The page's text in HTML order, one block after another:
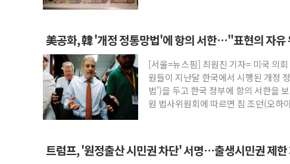
美공화, 韓 '개정 정통망법'에 항의 서한…"표현의 자
[서울=뉴스핌] 최원진 기자= 미국 의
원들이 지난달 한국에서 시행된 개정
법')을 두고 한국 정부에 항의 서한을
원 법사위원회에 따르면 짐 조던(오하
트럼프, '원정출산 시민권 차단' 서명…출생시민권 제한